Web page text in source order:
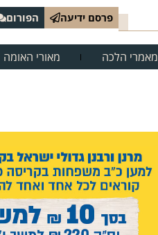
פרסם ידיעה הפורום
מאמרי הלכה מאורי האומה